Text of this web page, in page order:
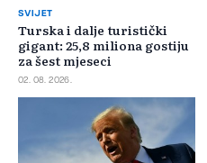
SVIJET
Turska i dalje turistički
gigant: 25,8 miliona gostiju
za šest mjeseci
02. 08. 2026.